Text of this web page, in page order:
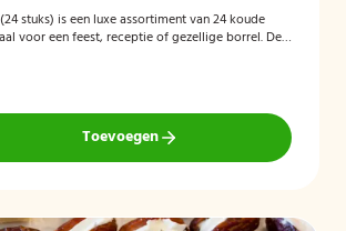
stuks) is een luxe assortiment van 24 koude
voor een feest, receptie of gezellige borrel. De
met notenmelange en vitello tonato, verzorgd
klaar om te serveren.
Toevoegen